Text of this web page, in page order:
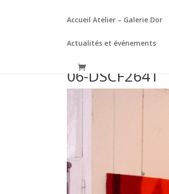
Accueil Atelier – Galerie Dor
Actualités et événements
06-DSCF2641